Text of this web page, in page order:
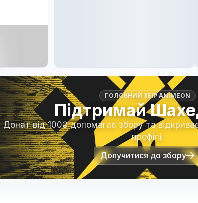
ГОЛОВНИЙ ЗБІР ANIMEON
Підтримай
Донат від 100₴ допомагає збору та
профілі.
Долучитися до збору